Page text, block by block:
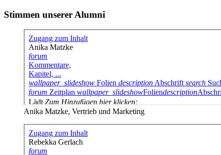
Stimmen unserer Alumni
Anika Matzke, Vertrieb und Marketing